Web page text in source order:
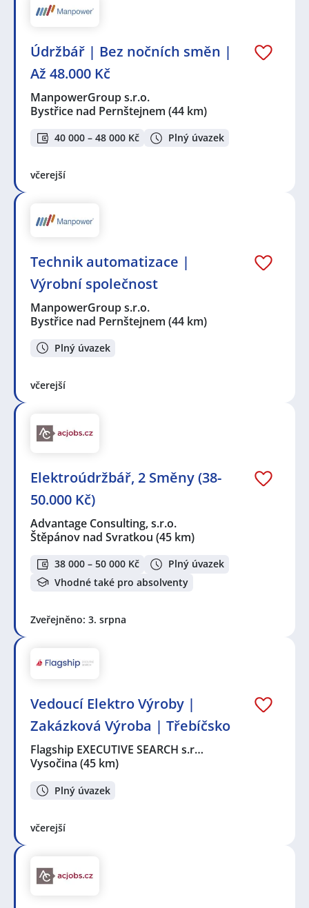
Údržbář | Bez nočních směn |
Až 48.000 Kč
ManpowerGroup s.r.o.
Bystřice nad Pernštejnem (44 km)
40 000 – 48 000 Kč Plný úvazek
včerejší
Technik automatizace |
Výrobní společnost
ManpowerGroup s.r.o.
Bystřice nad Pernštejnem (44 km)
Plný úvazek
včerejší
Elektroúdržbář, 2 Směny (38-
50.000 Kč)
Advantage Consulting, s.r.o.
Štěpánov nad Svratkou (45 km)
38 000 – 50 000 Kč
Plný úvazek
Vhodné také pro absolventy
Zveřejněno: 3. srpna
Vedoucí Elektro Výroby |
Zakázková Výroba | Třebíčsko
Flagship EXECUTIVE SEARCH s.r…
Vysočina (45 km)
Plný úvazek
včerejší